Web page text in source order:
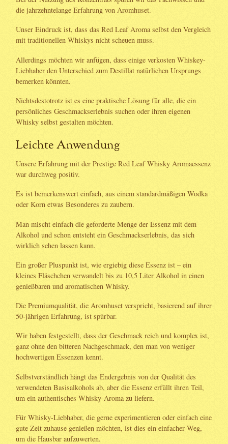
die jahrzehntelange Erfahrung von Aromhuset.
Unser Eindruck ist, dass das Red Leaf Aroma selbst den Vergleich
mit traditionellen Whiskys nicht scheuen muss.
Allerdings möchten wir anfügen, dass einige verkosten Whiskey-
Liebhaber den Unterschied zum Destillat natürlichen Ursprungs
bemerken könnten.
Nichtsdestotrotz ist es eine praktische Lösung für alle, die ein
persönliches Geschmackserlebnis suchen oder ihren eigenen
Whisky selbst gestalten möchten.
Leichte Anwendung
Unsere Erfahrung mit der Prestige Red Leaf Whisky Aromaessenz
war durchweg positiv.
Es ist bemerkenswert einfach, aus einem standardmäßigen Wodka
oder Korn etwas Besonderes zu zaubern.
Man mischt einfach die geforderte Menge der Essenz mit dem
Alkohol und schon entsteht ein Geschmackserlebnis, das sich
wirklich sehen lassen kann.
Ein großer Pluspunkt ist, wie ergiebig diese Essenz ist – ein
kleines Fläschchen verwandelt bis zu 10,5 Liter Alkohol in einen
genießbaren und aromatischen Whisky.
Die Premiumqualität, die Aromhuset verspricht, basierend auf ihrer
50-jährigen Erfahrung, ist spürbar.
Wir haben festgestellt, dass der Geschmack reich und komplex ist,
ganz ohne den bitteren Nachgeschmack, den man von weniger
hochwertigen Essenzen kennt.
Selbstverständlich hängt das Endergebnis von der Qualität des
verwendeten Basisalkohols ab, aber die Essenz erfüllt ihren Teil,
um ein authentisches Whisky-Aroma zu liefern.
Für Whisky-Liebhaber, die gerne experimentieren oder einfach eine
gute Zeit zuhause genießen möchten, ist dies ein einfacher Weg,
um die Hausbar aufzuwerten.